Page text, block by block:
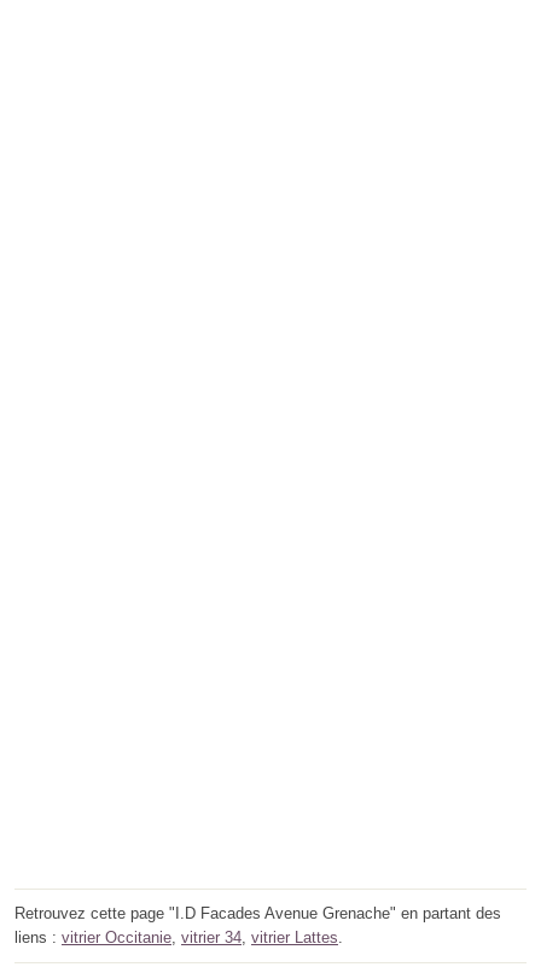
Retrouvez cette page "I.D Facades Avenue Grenache" en partant des
liens : vitrier Occitanie, vitrier 34, vitrier Lattes.